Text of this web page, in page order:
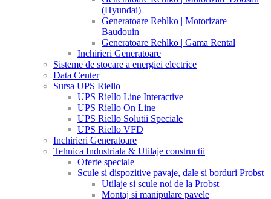
(Hyundai)
Generatoare Rehlko | Motorizare
Baudouin
Generatoare Rehlko | Gama Rental
Inchirieri Generatoare
Sisteme de stocare a energiei electrice
Data Center
Sursa UPS Riello
UPS Riello Line Interactive
UPS Riello On Line
UPS Riello Solutii Speciale
UPS Riello VFD
Inchirieri Generatoare
Tehnica Industriala & Utilaje constructii
Oferte speciale
Scule si dispozitive pavaje, dale si borduri Probst
Utilaje si scule noi de la Probst
Montaj si manipulare pavele